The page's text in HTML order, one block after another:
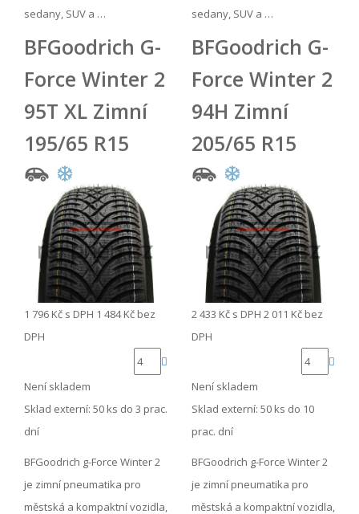
sedany, SUV a …
sedany, SUV a …
BFGoodrich G-
Force Winter 2
95T XL Zimní
195/65 R15
1 796 Kč s DPH 1 484 Kč bez
DPH
Není skladem
Sklad externí: 50 ks do 3 prac.
dní
BFGoodrich g-Force Winter 2
je zimní pneumatika pro
městská a kompaktní vozidla,
BFGoodrich G-
Force Winter 2
94H Zimní
205/65 R15
2 433 Kč s DPH 2 011 Kč bez
DPH
Není skladem
Sklad externí: 50 ks do 10
prac. dní
BFGoodrich g-Force Winter 2
je zimní pneumatika pro
městská a kompaktní vozidla,